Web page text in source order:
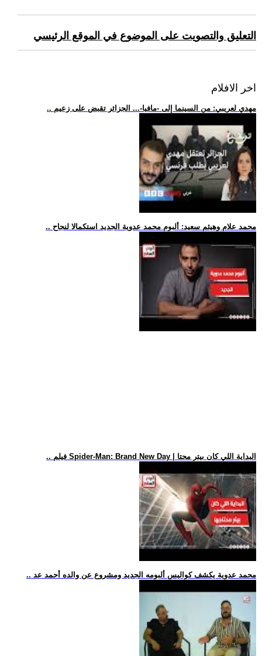
التعليق والتصويت على الموضوع في الموقع الرئيسي
اخر الافلام
.. مهدي لعريبي: من السينما إلى -مافيا-... الجزائر تقبض على زعيم
.. محمد علام وهيثم سعيد: ألبوم محمد عدوية الجديد استكمالا لنجاح
.. فيلم Spider-Man: Brand New Day | البداية اللي كان بيتر محتا
.. محمد عدوية يكشف كواليس ألبومه الجديد ومشروع عن والده أحمد عد